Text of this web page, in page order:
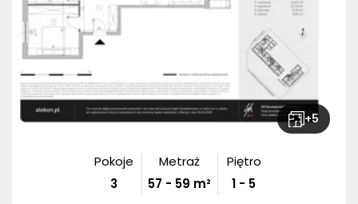
+5
Pokoje
3
Metraż
57 - 59 m²
Piętro
1 - 5